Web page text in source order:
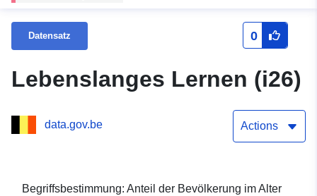
Datensatz 0
Lebenslanges Lernen (i26)
data.gov.be Actions
Begriffsbestimmung: Anteil der Bevölkerung im Alter